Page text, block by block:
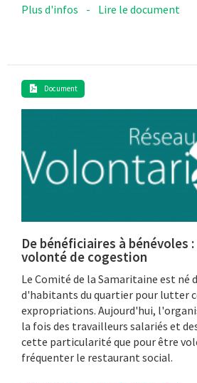
Plus d'infos - Lire le document
Document
De bénéficiaires à bénévoles :
volonté de cogestion
Le Comité de la Samaritaine est né
d'habitants du quartier pour lutter
expropriations. Aujourd'hui,
la fois des travailleurs salariés et
cette particularité que pour être
fréquenter le restaurant social.